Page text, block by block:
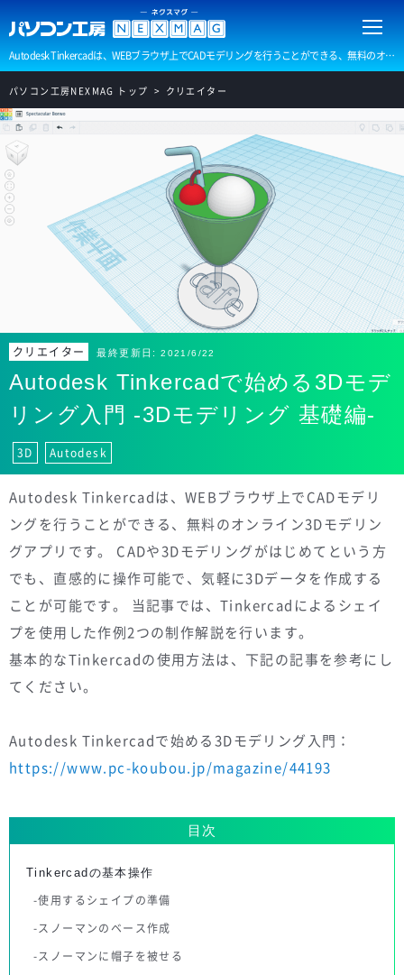
Autodesk Tinkercadは、WEBブラウザ上でCADモデリングを行うことができる、無料のオンライン3Dモデリングアプリです。 CADや3Dモデリングがはじめてという方でも、直感的に操作可能で、気軽に3Dデータを作成することが可能です。 当記事では、Tinkercadによるシェイプを使用した作例2つの制作解説を行います。
パソコン工房NEXMAG トップ クリエイター
クリエイター 最終更新日:2021/6/22
Autodesk Tinkercadで始める3Dモデ
リング入門 -3Dモデリング 基礎編-
3D Autodesk
Autodesk Tinkercadは、WEBブラウザ上でCADモデリ
ングを行うことができる、無料のオンライン3Dモデリン
グアプリです。 CADや3Dモデリングがはじめてという方
でも、直感的に操作可能で、気軽に3Dデータを作成する
ことが可能です。 当記事では、Tinkercadによるシェイ
プを使用した作例2つの制作解説を行います。
基本的なTinkercadの使用方法は、下記の記事を参考にし
てください。
Autodesk Tinkercadで始める3Dモデリング入門：
https://www.pc-koubou.jp/magazine/44193
目次
Tinkercadの基本操作
使用するシェイプの準備
スノーマンのベース作成
スノーマンに帽子を被せる